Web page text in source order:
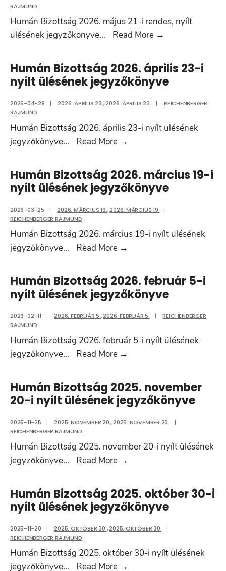
nyílt
RAJMUND
Humán Bizottság 2026. május 21-i rendes, nyílt
ülésének jegyzőkönyve... Read More →
2026.
május
21-
i
nyílt
Humán Bizottság 2026. április 23-i
nyílt ülésének jegyzőkönyve
2026-04-29 | 2026. ÁPRILIS 23.,2026. ÁPRILIS 23. |
REICHENBERGER
RAJMUND
Humán Bizottság 2026. április 23-i nyílt ülésének
jegyzőkönyve... Read More →
2026.
április
23-
i
ülésének
Humán Bizottság 2026. március 19-i
nyílt ülésének jegyzőkönyve
2026-03-25 | 2026. MÁRCIUS 19.,2026. MÁRCIUS 19.
|
REICHENBERGER RAJMUND
Humán Bizottság 2026. március 19-i nyílt ülésének
jegyzőkönyve... Read More →
2026.
március
19-
i
ülésének
Humán Bizottság 2026. február 5-i
nyílt ülésének jegyzőkönyve
2026-02-11 | 2026. FEBRUÁR 5.,2026. FEBRUÁR 5. |
REICHENBERGER
RAJMUND
Humán Bizottság 2026. február 5-i nyílt ülésének
jegyzőkönyve... Read More →
2026.
február
5-
i
ülésének
Humán Bizottság 2025. november
20-i nyílt ülésének jegyzőkönyve
2025-11-25 | 2025. NOVEMBER 20.,2025. NOVEMBER 20.
|
REICHENBERGER RAJMUND
Humán Bizottság 2025. november 20-i nyílt ülésének
jegyzőkönyve... Read More →
2025.
november
20-
i
ülésének
Humán Bizottság 2025. október 30-i
nyílt ülésének jegyzőkönyve
2025-11-20 | 2025. OKTÓBER 30.,2025. OKTÓBER 30.
|
REICHENBERGER RAJMUND
Humán Bizottság 2025. október 30-i nyílt ülésének
jegyzőkönyve... Read More →